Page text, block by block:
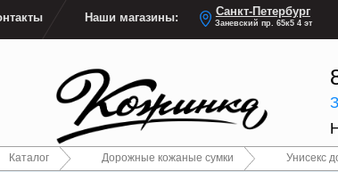
Наши магазины: Санкт-Петербург
Заневский пр. 65к5 4 эт
Каталог Дорожные кожаные сумки Унисекс